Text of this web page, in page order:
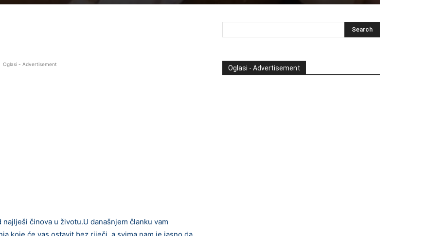
Oglasi - Advertisement
činova u životu.U današnjem članku vam
Oglasi - Advertisement